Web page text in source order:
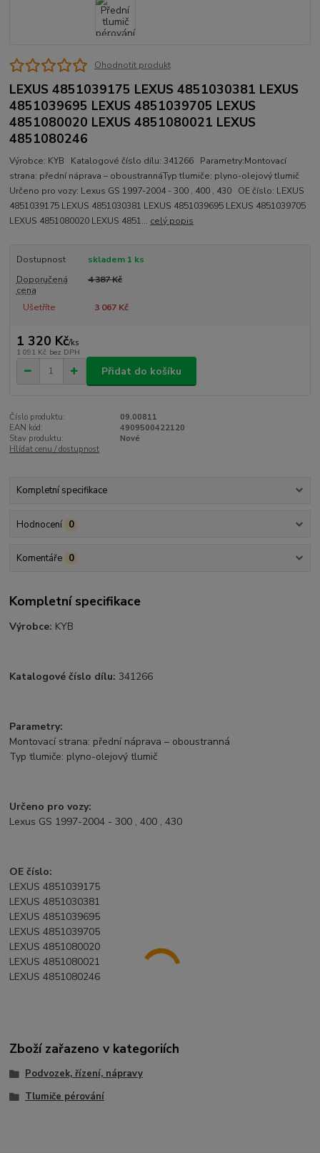
Ohodnotit produkt
LEXUS 4851039175 LEXUS 4851030381 LEXUS
4851039695 LEXUS 4851039705 LEXUS
4851080020 LEXUS 4851080021 LEXUS
4851080246
Výrobce: KYB Katalogové číslo dílu: 341266 Parametry:Montovací
strana: přední náprava – oboustrannáTyp tlumiče: plyno-olejový tlumič
Určeno pro vozy: Lexus GS 1997-2004 - 300 , 400 , 430 OE číslo: LEXUS
4851039175 LEXUS 4851030381 LEXUS 4851039695 LEXUS 4851039705
LEXUS 4851080020 LEXUS 4851... celý popis
Dostupnost
skladem 1 ks
Doporučená
cena
4 387 Kč
Ušetříte 3 067 Kč
1 320 Kč/ks
1 091 Kč bez DPH
Přidat do košíku
Číslo produktu:
09.00811
EAN kód:
4909500422120
Stav produktu:
Nové
Hlídat cenu / dostupnost
Kompletní specifikace
Hodnocení 0
Komentáře 0
Kompletní specifikace
Výrobce: KYB
Katalogové číslo dílu: 341266
Parametry:
Montovací strana: přední náprava – oboustranná
Typ tlumiče: plyno-olejový tlumič
Určeno pro vozy:
Lexus GS 1997-2004 - 300 , 400 , 430
OE číslo:
LEXUS 4851039175
LEXUS 4851030381
LEXUS 4851039695
LEXUS 4851039705
LEXUS 4851080020
LEXUS 4851080021
LEXUS 4851080246
Zboží zařazeno v kategoriích
Podvozek, řízení, nápravy
Tlumiče pérování